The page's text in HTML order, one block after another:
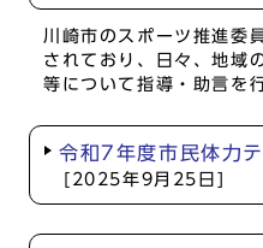
川崎市のスポーツ推進委
されており、日々、地域
等について指導・助言を
令和7年度市民体力
[2025年9月25日]